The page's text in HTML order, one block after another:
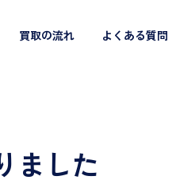
買取の流れ よくある質問
ました